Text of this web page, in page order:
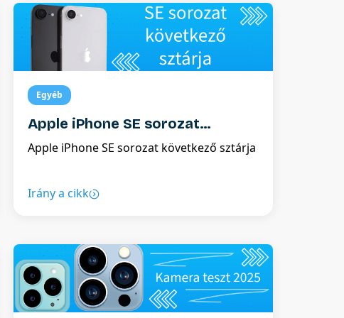
feltétlen ajánljuk ezt az opciót.
Egyéb
Apple iPhone SE sorozat
következő sztárja
Apple iPhone SE sorozat következő sztárja
Irány a cikk